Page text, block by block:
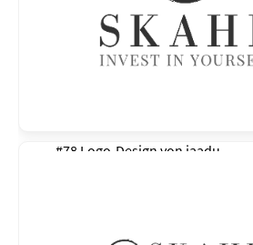
#78 Logo-Design von jaadu